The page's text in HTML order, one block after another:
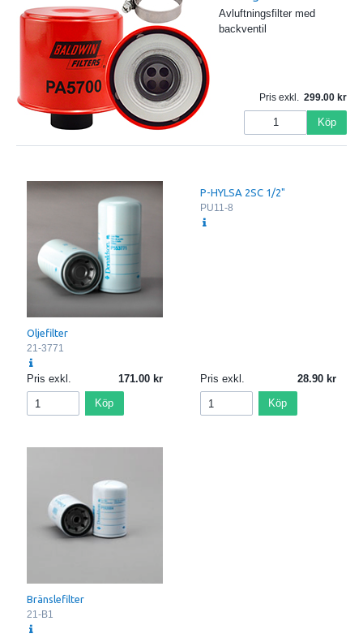
Avluftningsfilter med
backventil
Pris exkl. 299.00
Köp
Oljefilter
21-3771
Pris exkl. 171.00
Köp
P-HYLSA 2SC 1/2"
PU11-8
Pris exkl. 28.90
Köp
Bränslefilter
21-B1